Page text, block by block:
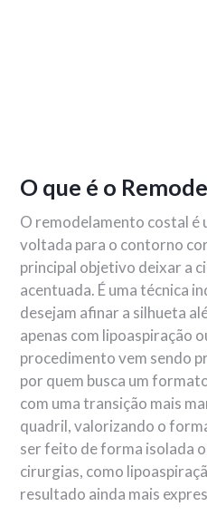
O que é o
O remodelamento costal é
voltada para o contorno
principal objetivo deixar a
acentuada. É uma técnica
desejam afinar a silhueta
apenas com lipoaspiração
procedimento vem sendo
por quem busca um
com uma transição mais
quadril, valorizando o
ser feito de forma isolada
cirurgias, como
resultado ainda mais